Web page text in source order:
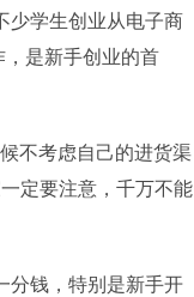
少学生创业从电子商
是新手创业的首
考虑自己的进货渠
定要注意，千万不能
钱，特别是新手开